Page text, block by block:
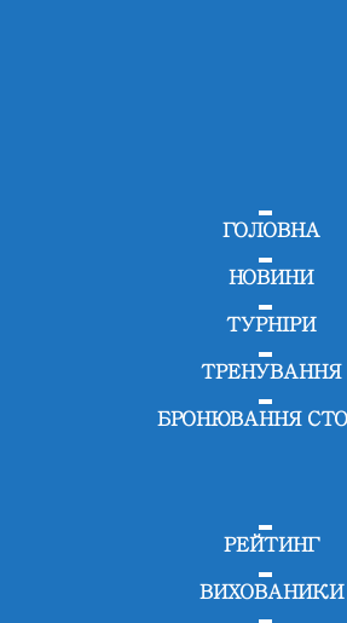
ГОЛОВНА
НОВИНИ
ТУРНІРИ
ТРЕНУВАННЯ
БРОНЮВАННЯ
РЕЙТИНГ
ВИХОВАНИКИ